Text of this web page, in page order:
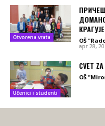
Otvorena vrata OŠ
apr 28,
Učenici i studenti
CVET
OŠ